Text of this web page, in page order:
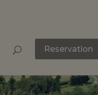
Reservation